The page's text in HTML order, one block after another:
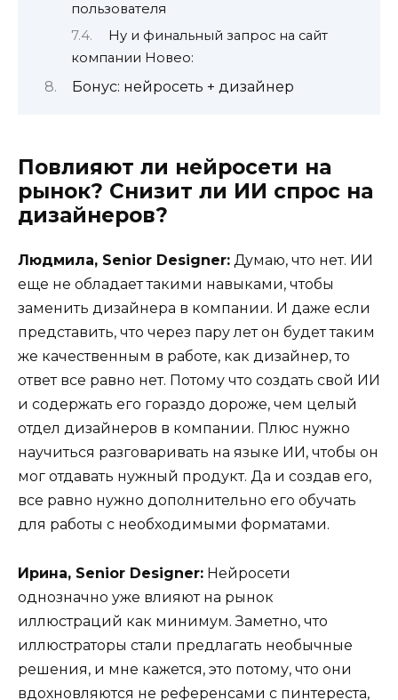
пользователя
Ну и финальный запрос на сайт
компании Новео:
Бонус: нейросеть + дизайнер
Повлияют ли нейросети на
рынок? Снизит ли ИИ спрос на
дизайнеров?
Людмила, Senior Designer: Думаю, что нет. ИИ
еще не обладает такими навыками, чтобы
заменить дизайнера в компании. И даже если
представить, что через пару лет он будет таким
же качественным в работе, как дизайнер, то
ответ все равно нет. Потому что создать свой ИИ
и содержать его гораздо дороже, чем целый
отдел дизайнеров в компании. Плюс нужно
научиться разговаривать на языке ИИ, чтобы он
мог отдавать нужный продукт. Да и создав его,
все равно нужно дополнительно его обучать
для работы с необходимыми форматами.
Ирина, Senior Designer: Нейросети
однозначно уже влияют на рынок
иллюстраций как минимум. Заметно, что
иллюстраторы стали предлагать необычные
решения, и мне кажется, это потому, что они
вдохновляются не референсами с пинтереста,